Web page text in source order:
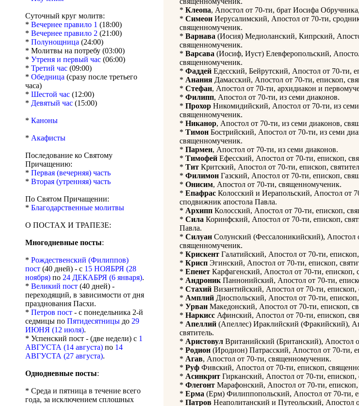
Суточный круг молитв:
* Вечернее правило 1 (18:00)
* Вечернее правило 2 (21:00)
* Полунощница (24:00)
* Молитвы на потребу (03:00)
* Утреня и первый час (06:00)
* Третий час (09:00)
* Обедница (сразу после третьего
часа)
* Шестой час (12:00)
* Девятый час (15:00)
* Каноны
* Акафисты
Последование ко Святому
Причащению:
* Первая (вечерняя) часть
* Вторая (утренняя) часть
По Святом Причащении:
* Благодарственные молитвы
О ПОСТАХ И ТРАПЕЗЕ:
Многодневные посты:
* Рождественский (Филиппов)
пост (40 дней) - с 15 НОЯБРЯ (28
ноября) по 24 ДЕКАБРЯ (6 января).
* Великий пост (40 дней) -
переходящий, в зависимости от дня
празднования Пасхи.
* Петров пост - с понедельника 2-й
седмицы по Пятидесятницы до 29
ИЮНЯ (12 июля).
* Успенский пост - (две недели) с 1
АВГУСТА (14 августа) по 14
АВГУСТА (27 августа).
Однодневные посты:
* Среда и пятница в течение всего
года, за исключением сплошных
* Клеопа, Апостол от 70-ти, брат Иосифа
* Симеон Иерусалимский, Апостол от 70-ти,
священномученик.
* Варнава (Иосия) Медиоланский, Кипрский,
священномученик.
* Варсава (Иосиф, Иуст) Елевферопольский,
священномученик.
* Фаддей Едесский, Бейрутский, Апостол от 70-ти,
* Анания Дамасский, Апостол от 70-ти, епископ,
* Стефан, Апостол от 70-ти, архидиакон и
* Филипп, Апостол от 70-ти, из семи диаконов.
* Прохор Никомидийский, Апостол от 70-ти, из
священномученик.
* Никанор, Апостол от 70-ти, из семи диаконов,
* Тимон Бострийский, Апостол от 70-ти, из семи
священномученик.
* Пармен, Апостол от 70-ти, из семи диаконов.
* Тимофей Ефесский, Апостол от 70-ти, епископ,
* Тит Критский, Апостол от 70-ти, епископ,
* Филимон Газский, Апостол от 70-ти, епископ,
* Онисим, Апостол от 70-ти, священномученик.
* Епафрас Колосский и Иерапольский, Апостол от
сподвижник апостола Павла.
* Архипп Колосский, Апостол от 70-ти, епископ,
* Сила Коринфский, Апостол от 70-ти, епископ,
Павла.
* Силуан Солунский (Фессалоникийский), Апостол
священномученик.
* Крискент Галатийский, Апостол от 70-ти,
* Крисп Эгинский, Апостол от 70-ти, епископ,
* Епенет Карфагенский, Апостол от 70-ти, епископ,
* Андроник Паннонийский, Апостол от 70-ти,
* Стахий Византийский, Апостол от 70-ти, епископ,
* Амплий Диоспольский, Апостол от 70-ти,
* Урван Македонский, Апостол от 70-ти, епископ,
* Наркисс Афинский, Апостол от 70-ти, епископ,
* Апеллий (Апеллес) Ираклийский (Фракийский),
святитель.
* Аристовул Вританийский (Британский), Апостол
* Родион (Иродион) Патрасский, Апостол от 70-ти,
* Агав, Апостол от 70-ти, священномученик.
* Руф Фивский, Апостол от 70-ти, епископ,
* Асинкрит Гирканский, Апостол от 70-ти,
* Флегонт Марафонский, Апостол от 70-ти,
* Ерма (Ерм) Филиппопольский, Апостол от 70-ти,
* Патров Неаполитанский и Путеольский, Апостол